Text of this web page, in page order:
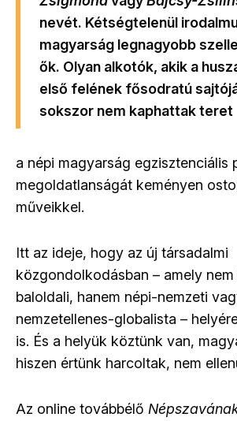
nevét. Kétségtelenül
magyarság legnagyobb
ők. Olyan alkotók, akik a
első felének fősodratú
sokszor nem kaphattak teret
a népi magyarság egzisztenciális
megoldatlanságát keményen
műveikkel.
Itt az ideje, hogy az új társadalmi
közgondolkodásban – amely
baloldali, hanem népi-nemzeti
nemzetellenes-globalista –
is. És a helyük köztünk van,
hiszen értünk harcoltak, nem
Az online továbbélő